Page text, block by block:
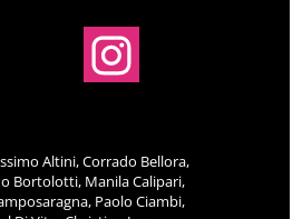
Altini, Corrado Bellora,
Bortolotti, Manila Calipari,
Paolo Ciambi,